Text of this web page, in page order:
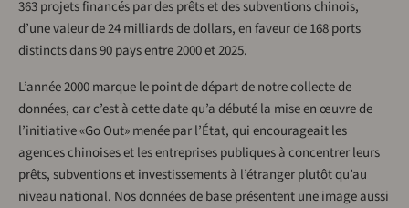
363 projets financés par des prêts et des subventions chinois,
d’une valeur de 24 milliards de dollars, en faveur de 168 ports
distincts dans 90 pays entre 2000 et 2025.
L’année 2000 marque le point de départ de notre collecte de
données, car c’est à cette date qu’a débuté la mise en œuvre de
l’initiative «Go Out» menée par l’État, qui encourageait les
agences chinoises et les entreprises publiques à concentrer leurs
prêts, subventions et investissements à l’étranger plutôt qu’au
niveau national. Nos données de base présentent une image aussi